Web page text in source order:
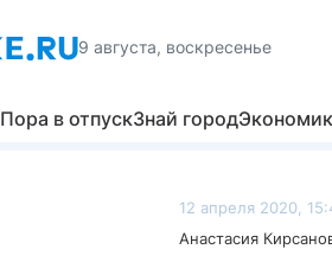
9 августа, воскресенье
Пора в отпускЗнай город
12 апреля 2020,
Анастасия